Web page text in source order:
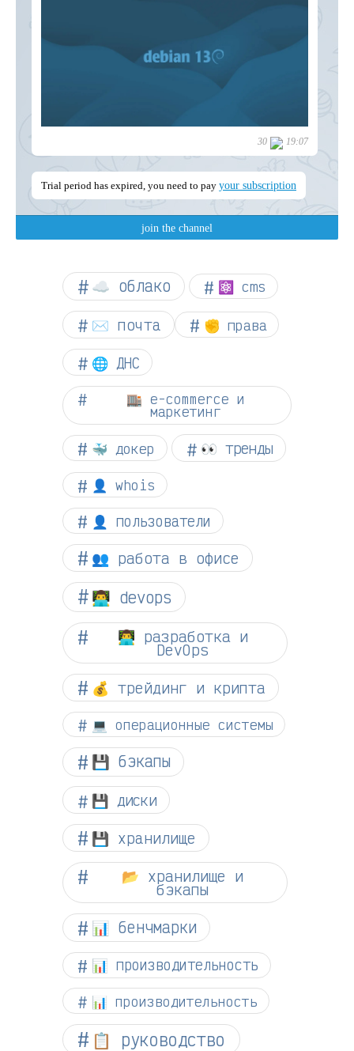
☁︎ облако ⚛ cms
✉️ почта ✊ права
🌐 ДНС
🏬 e-commerce и
маркетинг
🐳 докер 👀 тренды
👤 whois
👤 пользователи
👥 работа в офисе
👨‍💻 devops
👨‍💻 разработка и
DevOps
💰 трейдинг и крипта
💻 операционные системы
💾 бэкапы
💾 диски
💾 хранилище
📂 хранилище и
бэкапы
📊 бенчмарки
📊 производительность
📊 производительность
📋 руководство